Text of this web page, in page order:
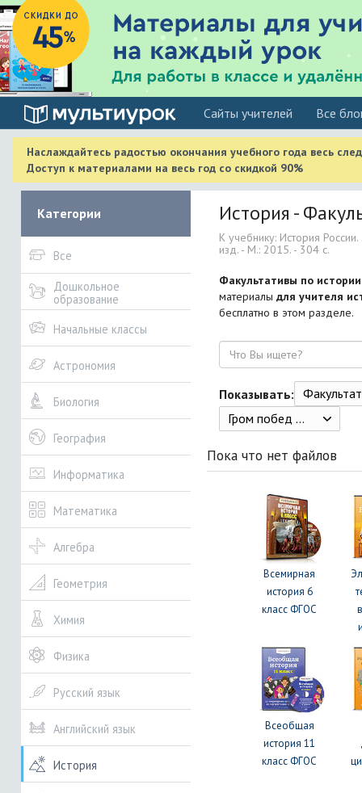
Cайты учителей Все
Наслаждайтесь радостью окончания учебного года весь
Доступ к материалами на весь год со скидкой 90%
Категории
Все
Дошкольное
образование
Начальные классы
Астрономия
Биология
География
Информатика
Математика
Алгебра
Геометрия
Химия
Физика
Русский язык
Английский язык
История
История -
К учебнику: История
изд. - М.: 2015. - 304 с.
Факультативы по
материалы для учителя
бесплатно в этом разделе.
Поиск
Показывать:
Гром побед Российской империи.
Пока что нет файлов
Всемирная
история 6
класс ФГОС
Всеобщая
история 11
класс ФГОС